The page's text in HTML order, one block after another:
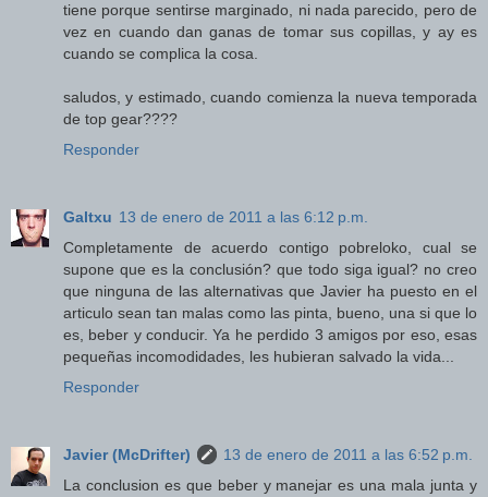
tiene porque sentirse marginado, ni nada parecido, pero de
vez en cuando dan ganas de tomar sus copillas, y ay es
cuando se complica la cosa.
saludos, y estimado, cuando comienza la nueva temporada
de top gear????
Responder
Galtxu 13 de enero de 2011 a las 6:12 p.m.
Completamente de acuerdo contigo pobreloko, cual se
supone que es la conclusión? que todo siga igual? no creo
que ninguna de las alternativas que Javier ha puesto en el
articulo sean tan malas como las pinta, bueno, una si que lo
es, beber y conducir. Ya he perdido 3 amigos por eso, esas
pequeñas incomodidades, les hubieran salvado la vida...
Responder
Javier (McDrifter)
13 de enero de 2011 a las 6:52 p.m.
La conclusion es que beber y manejar es una mala junta y